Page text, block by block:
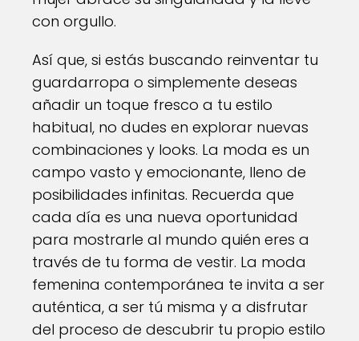
con orgullo.
Así que, si estás buscando reinventar tu
guardarropa o simplemente deseas
añadir un toque fresco a tu estilo
habitual, no dudes en explorar nuevas
combinaciones y looks. La moda es un
campo vasto y emocionante, lleno de
posibilidades infinitas. Recuerda que
cada día es una nueva oportunidad
para mostrarle al mundo quién eres a
través de tu forma de vestir. La moda
femenina contemporánea te invita a ser
auténtica, a ser tú misma y a disfrutar
del proceso de descubrir tu propio estilo